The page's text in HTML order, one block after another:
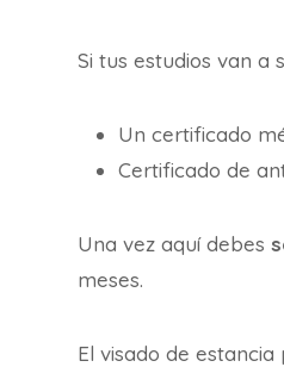
Si tus estudios van a
Un certificado
Certificado de
Una vez aquí debes
meses.
El visado de